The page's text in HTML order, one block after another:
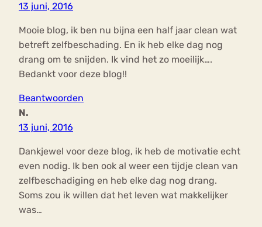
13 juni, 2016
Mooie blog, ik ben nu bijna een half jaar clean wat
betreft zelfbeschading. En ik heb elke dag nog
drang om te snijden. Ik vind het zo moeilijk….
Bedankt voor deze blog!!
Beantwoorden
N.
13 juni, 2016
Dankjewel voor deze blog, ik heb de motivatie echt
even nodig. Ik ben ook al weer een tijdje clean van
zelfbeschadiging en heb elke dag nog drang.
Soms zou ik willen dat het leven wat makkelijker
was…